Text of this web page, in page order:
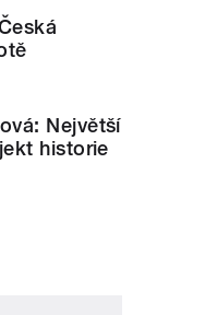
Největší
historie